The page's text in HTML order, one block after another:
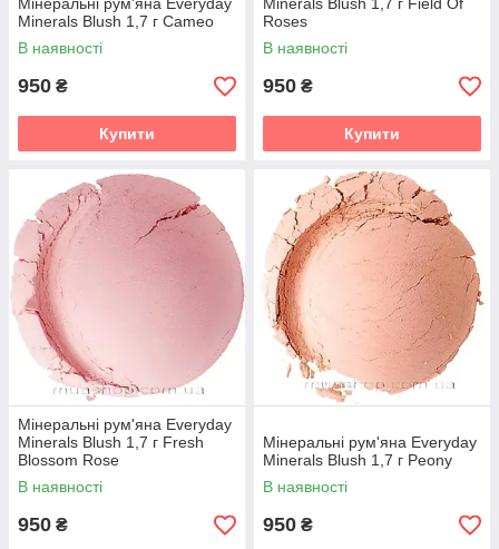
Minerals Blush 1,7 г Cameo
В наявності
950 ₴
Купити
Roses
В наявності
950 ₴
Купити
Мінеральні рум'яна Everyday
Minerals Blush 1,7 г Fresh
Blossom Rose
В наявності
950 ₴
Мінеральні рум'яна Everyday
Minerals Blush 1,7 г Peony
В наявності
950 ₴